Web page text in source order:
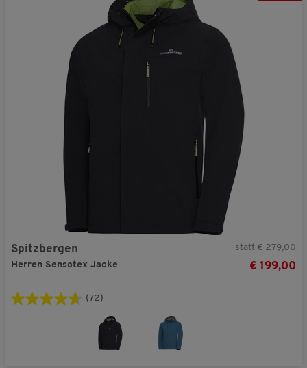
Spitzbergen
Herren Sensotex Jacke
statt € 279,00
€ 199,00
(72)